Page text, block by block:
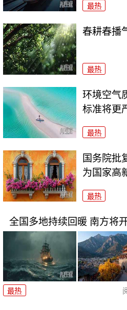
最热
春耕春播
最热
环境空气
标准将更
最热
国务院批
为国家高
最热
全国多地持续回暖 南方将
最热